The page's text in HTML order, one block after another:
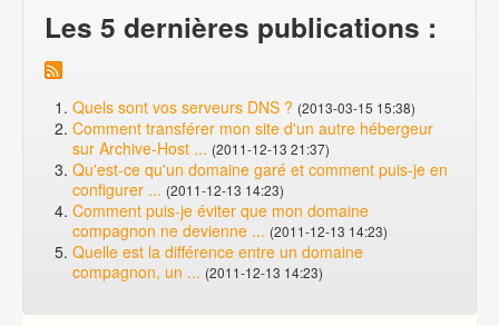
Les 5 dernières publications :
Quels sont vos serveurs DNS ? (2013-03-15 15:38)
Comment transférer mon site d'un autre hébergeur
sur Archive-Host ... (2011-12-13 21:37)
Qu'est-ce qu'un domaine garé et comment puis-je en
configurer ... (2011-12-13 14:23)
Comment puis-je éviter que mon domaine
compagnon ne devienne ... (2011-12-13 14:23)
Quelle est la différence entre un domaine
compagnon, un ... (2011-12-13 14:23)